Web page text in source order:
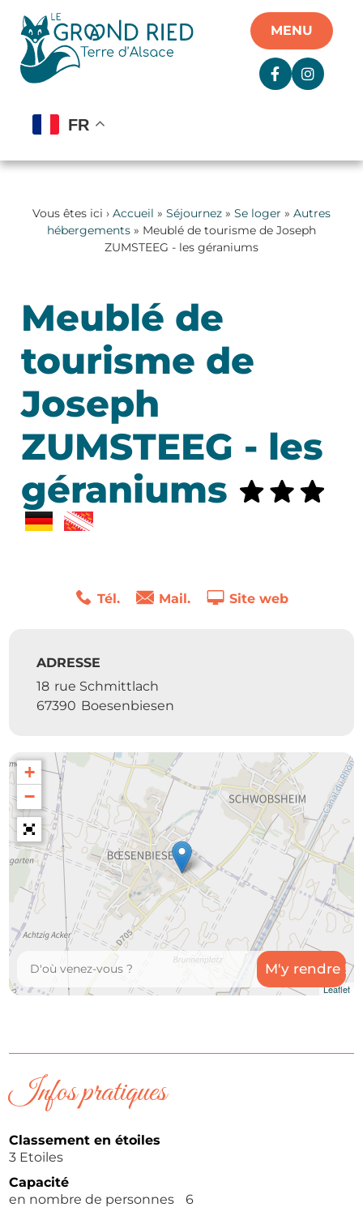
MENU
FR
Vous êtes ici › Accueil » Séjournez » Se loger » Autres
hébergements » Meublé de tourisme de Joseph
ZUMSTEEG - les géraniums
Meublé de
tourisme de
Joseph
ZUMSTEEG - les
géraniums
Tél. Mail. Site web
ADRESSE
18 rue Schmittlach
67390 Boesenbiesen
+
−
Leaflet
Infos pratiques
Classement en étoiles
3 Etoiles
Capacité
en nombre de personnes
6
Panneau de gestion des cookies